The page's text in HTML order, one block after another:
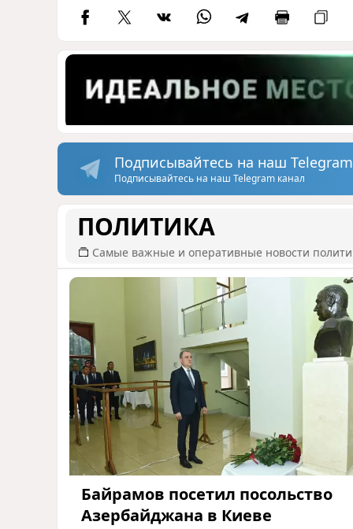
Подписывайтесь на наш
Подписывайтесь на наш Telegram канал
ПОЛИТИКА
Самые важные и оперативные новости
Байрамов посетил посольство
Азербайджана в Киеве